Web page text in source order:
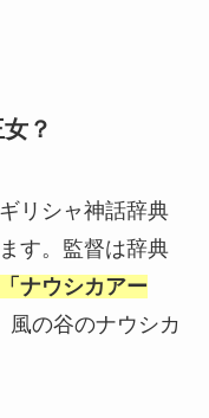
？
リシャ神話辞典
す。監督は辞典
ナウシカアー
風の谷のナウシカ